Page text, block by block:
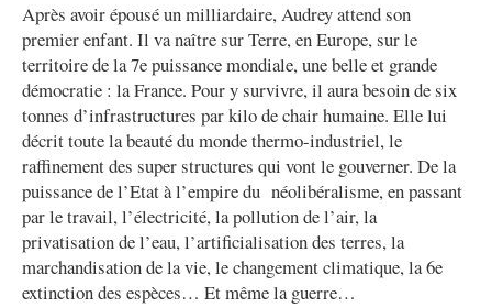
Après avoir épousé un milliardaire, Audrey attend son
premier enfant. Il va naître sur Terre, en Europe, sur le
territoire de la 7e puissance mondiale, une belle et grande
démocratie : la France. Pour y survivre, il aura besoin de six
tonnes d’infrastructures par kilo de chair humaine. Elle lui
décrit toute la beauté du monde thermo-industriel, le
raffinement des super structures qui vont le gouverner. De la
puissance de l’Etat à l’empire du néolibéralisme, en passant
par le travail, l’électricité, la pollution de l’air, la
privatisation de l’eau, l’artificialisation des terres, la
marchandisation de la vie,le changement climatique, la 6e
extinction des espèces… Et même la guerre…